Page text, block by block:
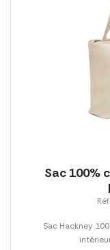
Sac 100%
Sac Hackney